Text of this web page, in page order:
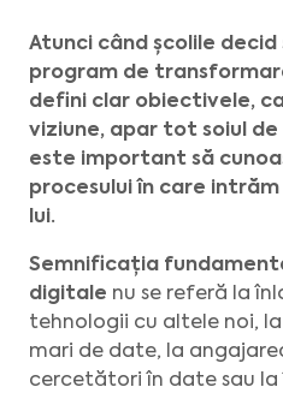
Atunci când școlile
program de
defini clar obiectivele,
viziune, apar tot soiul
este important să
procesului în care
lui.
Semnificația
digitale nu se referă la
tehnologii cu altele noi,
mari de date, la
cercetători în date sau